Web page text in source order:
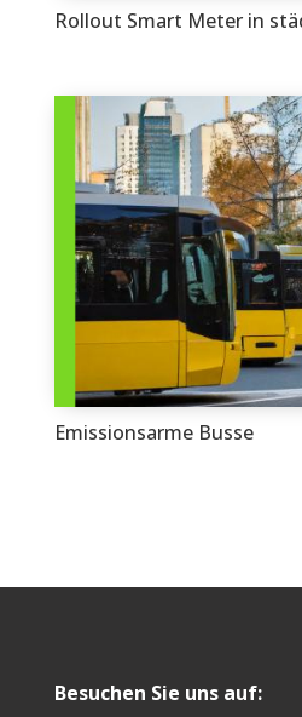
Rollout Smart Meter in
Emissionsarme Busse
Besuchen Sie uns auf: